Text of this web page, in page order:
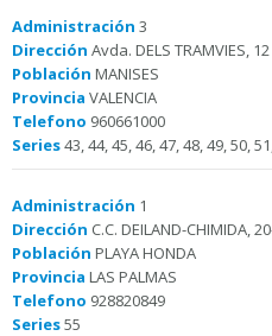
Administración 3
Dirección Avda. DELS TRAMVIES, 12
Población MANISES
Provincia VALENCIA
Telefono 960661000
Series43, 44, 45, 46, 47, 48, 49, 50,
Administración 1
Dirección C.C. DEILAND-CHIMIDA,
Población PLAYA HONDA
Provincia LAS PALMAS
Telefono 928820849
Series55